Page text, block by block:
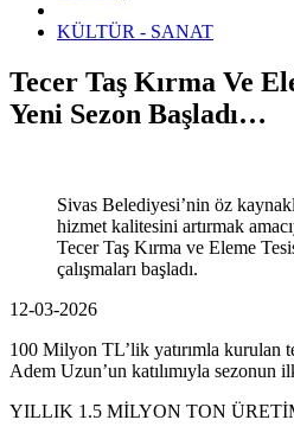
KÜLTÜR - SANAT
Tecer Taş Kırma Ve
Yeni Sezon Başladı…
Sivas Belediyesi’nin öz
hizmet kalitesini artırmak
Tecer Taş Kırma ve Eleme
çalışmaları başladı.
12-03-2026
100 Milyon TL’lik yatırımla kurulan
Adem Uzun’un katılımıyla sezonun
YILLIK 1.5 MİLYON TON